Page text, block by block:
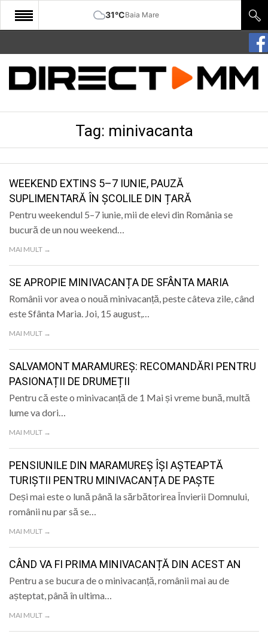
31°CBaia Mare
START
COMUNITATE
SANATATE
SPORT
SPECIAL
POLITIC
LIFE
Tag: minivacanta
WEEKEND EXTINS 5–7 IUNIE, PAUZĂ
SUPLIMENTARĂ ÎN ȘCOLILE DIN ȚARĂ
Pentru weekendul 5–7 iunie, mii de elevi din România se
bucură de un nou weekend…
MAI MULT →
SE APROPIE MINIVACANȚA DE SFÂNTA MARIA
Românii vor avea o nouă minivacanță, peste câteva zile, când
este Sfânta Maria. Joi, 15 august,…
MAI MULT →
SALVAMONT MARAMUREȘ: RECOMANDĂRI PENTRU
PASIONAȚII DE DRUMEȚII
Pentru că este o minivacanță de 1 Mai și vreme bună, multă
lume va dori…
MAI MULT →
PENSIUNILE DIN MARAMUREȘ ÎȘI AȘTEAPTĂ
TURIȘTII PENTRU MINIVACANȚA DE PAȘTE
Deși mai este o lună până la sărbătorirea Învierii Domnului,
românii nu par să se…
MAI MULT →
CÂND VA FI PRIMA MINIVACANȚĂ DIN ACEST AN
Pentru a se bucura de o minivacanță, românii mai au de
așteptat, până în ultima…
MAI MULT →